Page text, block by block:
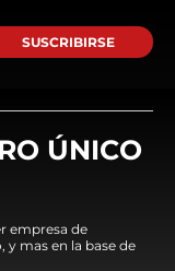
SUSCRIBIRSE
ÚNICO
empresa de
mas en la base de